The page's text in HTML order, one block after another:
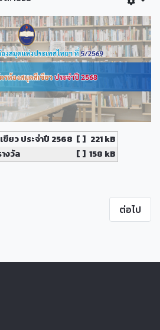
ยว ประจำปี 2568 [ ] 221 kB
งวัล
[ ] 158 kB
ต่อไป